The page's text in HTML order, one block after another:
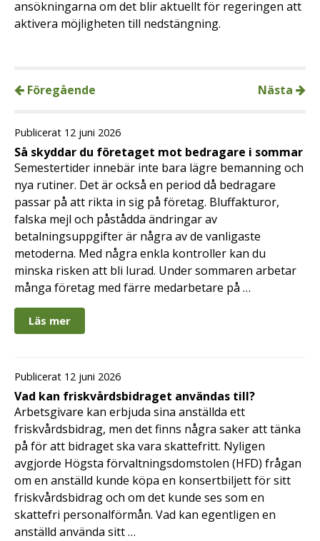
ansökningarna om det blir aktuellt för regeringen att
aktivera möjligheten till nedstängning.
Föregående Nästa
Publicerat 12 juni 2026
Så skyddar du företaget mot bedragare i sommar
Semestertider innebär inte bara lägre bemanning och
nya rutiner. Det är också en period då bedragare
passar på att rikta in sig på företag. Bluffakturor,
falska mejl och påstådda ändringar av
betalningsuppgifter är några av de vanligaste
metoderna. Med några enkla kontroller kan du
minska risken att bli lurad. Under sommaren arbetar
många företag med färre medarbetare på …
Läs mer
Publicerat 12 juni 2026
Vad kan friskvårdsbidraget användas till?
Arbetsgivare kan erbjuda sina anställda ett
friskvårdsbidrag, men det finns några saker att tänka
på för att bidraget ska vara skattefritt. Nyligen
avgjorde Högsta förvaltningsdomstolen (HFD) frågan
om en anställd kunde köpa en konsertbiljett för sitt
friskvårdsbidrag och om det kunde ses som en
skattefri personalförmån. Vad kan egentligen en
anställd använda sitt …